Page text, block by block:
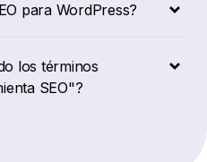
para WordPress?
los términos
SEO"?